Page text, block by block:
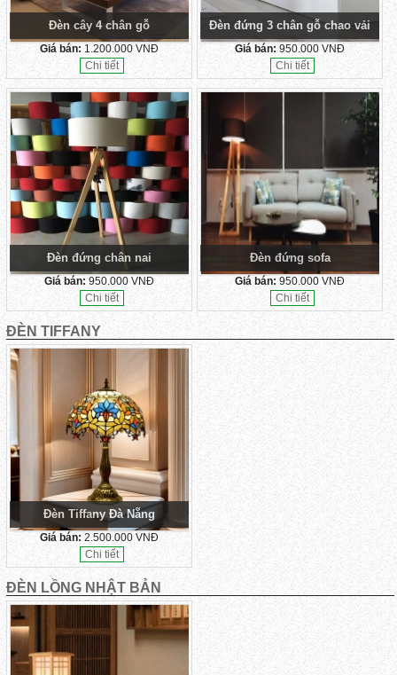
Đèn cây 4 chân gỗ
Giá bán: 1.200.000 VNĐ
Chi tiết
Đèn đứng 3 chân gỗ chao vải
Giá bán:950.000 VNĐ
Chi tiết
Đèn đứng chân nai
Giá bán:950.000 VNĐ
Chi tiết
Đèn đứng sofa
Giá bán:950.000 VNĐ
Chi tiết
ĐÈN TIFFANY
Đèn Tiffany Đà Nẵng
Giá bán:2.500.000 VNĐ
Chi tiết
ĐÈN LỒNG NHẬT BẢN